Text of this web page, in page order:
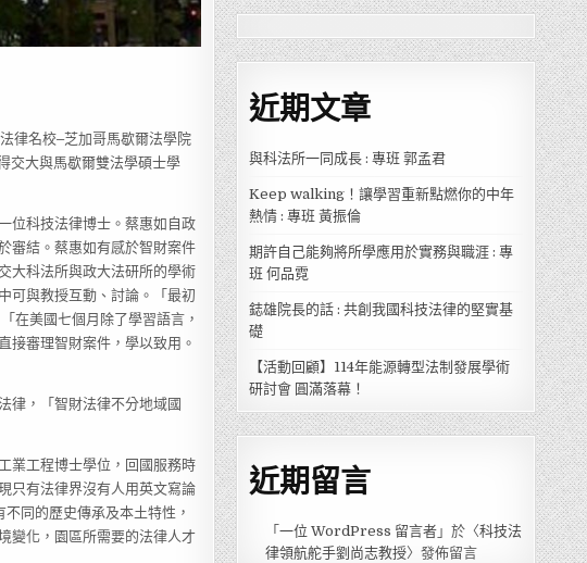
律名校–芝加哥馬歇爾法學院
交大與馬歇爾雙法學碩士學
位科技法律博士。蔡惠如自政
審結。蔡惠如有感於智財案件
大科法所與政大法研所的學術
可與教授互動、討論。「最初
在美國七個月除了學習語言，
接審理智財案件，學以致用。
律，「智財法律不分地域國
業工程博士學位，回國服務時
只有法律界沒有人用英文寫論
同的歷史傳承及本土特性，
變化，園區所需要的法律人才
近期文章
與科法所一同成長 : 專班 郭孟君
Keep walking！讓學習重新點燃你的中年
熱情 : 專班 黃振倫
期許自己能夠將所學應用於實務與職涯 : 專
班 何品霓
鋕雄院長的話 : 共創我國科技法律的堅實基
礎
【活動回顧】114年能源轉型法制發展學術
研討會 圓滿落幕！
近期留言
「一位 WordPress 留言者 」於〈科技法
律領航舵手劉尚志教授〉發佈留言